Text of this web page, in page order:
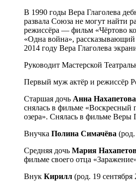
В 1990 годы Вера Глаголева
развала Союза не могут найти
режиссёра — фильм «Чёртово
«Одна война»,
2014 году Вера Глаголева
Руководит Мастерской
Первый муж актёр и режиссёр
Старшая дочь Анна Нахапетова
снялась в фильме «Воскресный
озера». Снялась в фильме Веры
Внучка Полина Симачёва
Средняя дочь Мария
фильме своего отца
Внук Кирилл (род. 19 сентября